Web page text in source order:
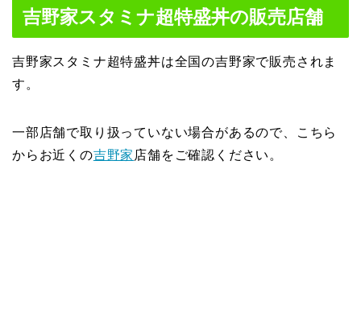
吉野家スタミナ超特盛丼の販売店舗
吉野家スタミナ超特盛丼は全国の吉野家で販売されま
す。
一部店舗で取り扱っていない場合があるので、こちら
からお近くの吉野家 店舗をご確認ください。